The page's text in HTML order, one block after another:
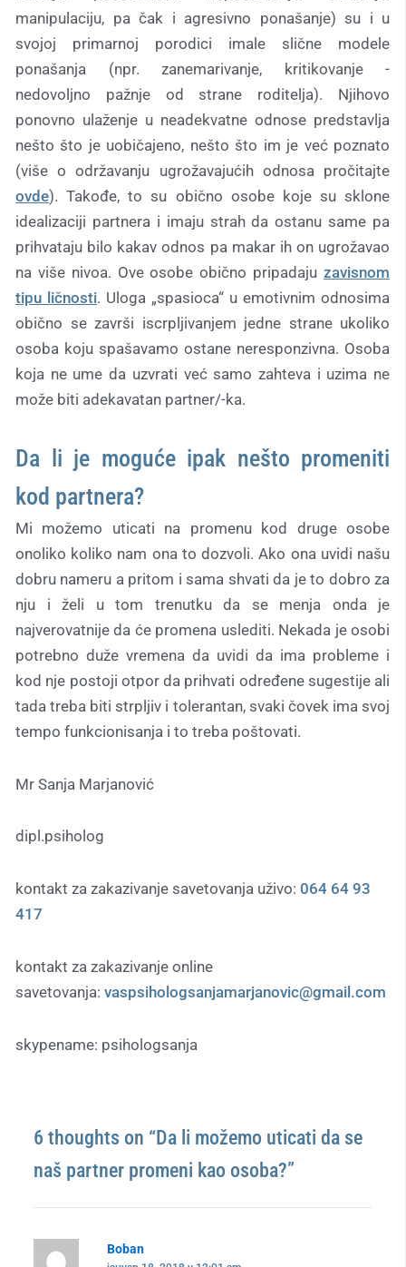
manipulaciju, pa čak i agresivno ponašanje) su i u
svojoj primarnoj porodici imale slične modele
ponašanja (npr. zanemarivanje, kritikovanje -
nedovoljno pažnje od strane roditelja). Njihovo
ponovno ulaženje u neadekvatne odnose predstavlja
nešto što je uobičajeno, nešto što im je već poznato
(više o održavanju ugrožavajućih odnosa pročitajte
ovde). Takođe, to su obično osobe koje su sklone
idealizaciji partnera i imaju strah da ostanu same pa
prihvataju bilo kakav odnos pa makar ih on ugrožavao
na više nivoa. Ove osobe obično pripadaju zavisnom
tipu ličnosti. Uloga „spasioca“ u emotivnim odnosima
obično se završi iscrpljivanjem jedne strane ukoliko
osoba koju spašavamo ostane neresponzivna. Osoba
koja ne ume da uzvrati već samo zahteva i uzima ne
može biti adekavatan partner/-ka.
Da li je moguće ipak nešto promeniti
kod partnera?
Mi možemo uticati na promenu kod druge osobe
onoliko koliko nam ona to dozvoli. Ako ona uvidi našu
dobru nameru a pritom i sama shvati da je to dobro za
nju i želi u tom trenutku da se menja onda je
najverovatnije da će promena uslediti. Nekada je osobi
potrebno duže vremena da uvidi da ima probleme i
kod nje postoji otpor da prihvati određene sugestije ali
tada treba biti strpljiv i tolerantan, svaki čovek ima svoj
tempo funkcionisanja i to treba poštovati.
Mr Sanja Marjanović
dipl.psiholog
kontakt za zakazivanje savetovanja uživo: 064 64 93
417
kontakt za zakazivanje online
savetovanja: vaspsihologsanjamarjanovic@gmail.com
skypename: psihologsanja
6 thoughts on “Da li možemo uticati da se
naš partner promeni kao osoba?”
Boban